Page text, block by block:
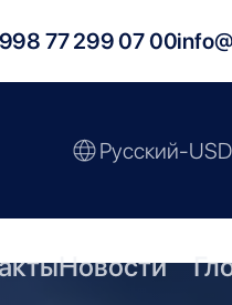
77 299 07 00
Русский-USD
Новости